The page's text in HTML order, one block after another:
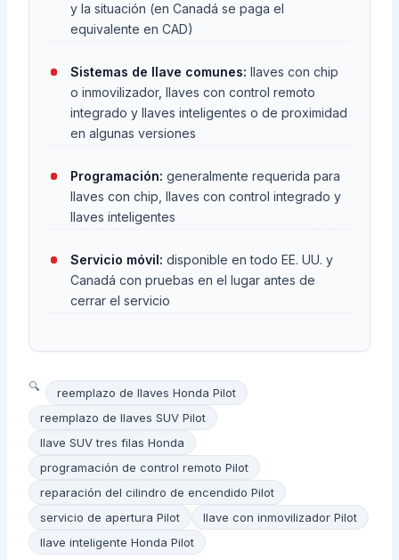
y la situación (en Canadá se paga el
equivalente en CAD)
Sistemas de llave comunes: llaves con chip
o inmovilizador, llaves con control remoto
integrado y llaves inteligentes o de proximidad
en algunas versiones
Programación: generalmente requerida para
llaves con chip, llaves con control integrado y
llaves inteligentes
Servicio móvil: disponible en todo EE. UU. y
Canadá con pruebas en el lugar antes de
cerrar el servicio
reemplazo de llaves Honda Pilot
reemplazo de llaves SUV Pilot
llave SUV tres filas Honda
programación de control remoto Pilot
reparación del cilindro de encendido Pilot
servicio de apertura Pilot
llave con inmovilizador Pilot
llave inteligente Honda Pilot